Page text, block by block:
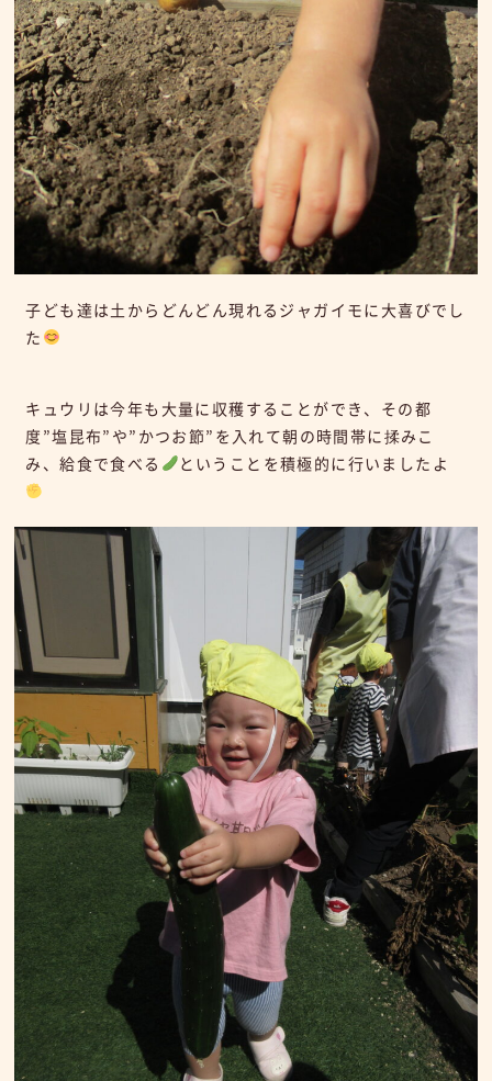
子ども達は土からどんどん現れるジャガイモに大喜びでし
た
キュウリは今年も大量に収穫することができ、その都
度”塩昆布”や”かつお節”を入れて朝の時間帯に揉みこ
み、給食で食べる
ということを積極的に行いましたよ